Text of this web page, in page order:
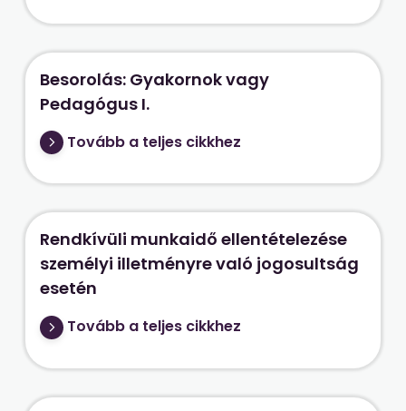
Besorolás: Gyakornok vagy
Pedagógus I.
Tovább a teljes cikkhez
Rendkívüli munkaidő ellentételezése
személyi illetményre való jogosultság
esetén
Tovább a teljes cikkhez